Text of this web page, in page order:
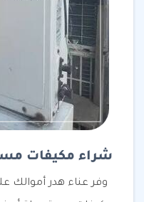
شراء مكيفات
وفر عناء هدر أموالك